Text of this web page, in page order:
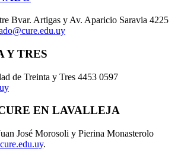
Bvar. Artigas y Av. Aparicio Saravia 4225
Y TRES
de Treinta y Tres 4453 0597
EN LAVALLEJA
José Morosoli y Pierina Monasterolo
.